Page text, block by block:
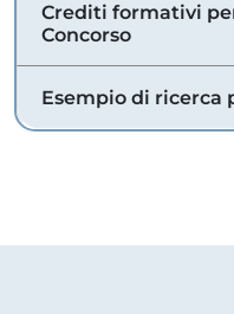
Crediti formativi
Concorso
Esempio di ricerca